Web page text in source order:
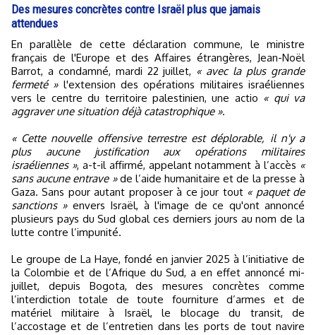
Des mesures concrètes contre Israël plus que jamais
attendues
En parallèle de cette déclaration commune, le ministre
français de l'Europe et des Affaires étrangères, Jean-Noël
Barrot, a condamné, mardi 22 juillet, « avec la plus grande
fermeté »l'extension des opérations militaires israéliennes
vers le centre du territoire palestinien, une actio « qui va
aggraver une situation déjà catastrophique ».
« Cette nouvelle offensive terrestre est déplorable, il n'y a
plus aucune justification aux opérations militaires
israéliennes », a-t-il affirmé, appelant notamment à l’accès «
sans aucune entrave »de l’aide humanitaire et de la presse à
Gaza. Sans pour autant proposer à ce jour tout « paquet de
sanctions »envers Israël, à l'image de ce qu'ont annoncé
plusieurs pays du Sud global ces derniers jours au nom de la
lutte contre l’impunité.
Le groupe de La Haye, fondé en janvier 2025 à l’initiative de
la Colombie et de l’Afrique du Sud, a en effet annoncé mi-
juillet, depuis Bogota, des mesures concrètes comme
l’interdiction totale de toute fourniture d’armes et de
matériel militaire à Israël, le blocage du transit, de
l’accostage et de l’entretien dans les ports de tout navire